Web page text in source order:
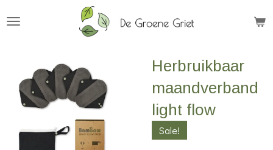
hoofdinhoud
Herbruikbaar
maandverband
light flow
Sale!